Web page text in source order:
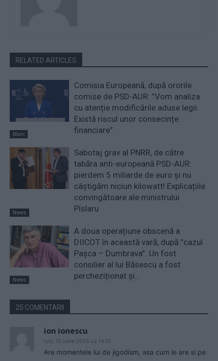
RELATED ARTICLES
Main
Comisia Europeană, după ororile
comise de PSD-AUR: ”Vom analiza
cu atenție modificările aduse legii.
Există riscul unor consecințe
financiare”
News
Sabotaj grav al PNRR, de către
tabăra anti-europeană PSD-AUR:
pierdem 5 miliarde de euro și nu
câștigăm niciun kilowatt! Explicațiile
convingătoare ale ministrului
Pîslaru
News
A doua operațiune obscenă a
DIICOT în această vară, după ”cazul
Pașca – Dumbrava”. Un fost
consilier al lui Băsescu a fost
percheziționat și...
25 COMENTARII
ion ionescu
luni, 15 iunie 2026 La 14.15
Are momentele lui de jigodism, asa cum le are si pe